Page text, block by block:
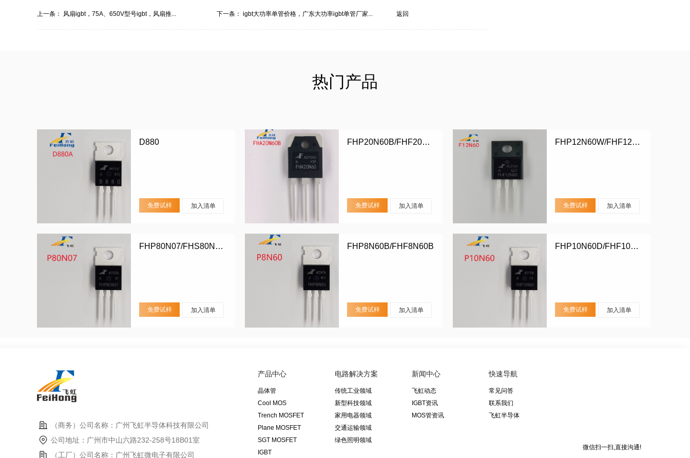
上一条： 风扇igbt，75A、650V型号igbt，风扇推... 下一条： igbt大功率单管价格，广东大功率igbt单管厂家... 返回
热门产品
D880
免费试样 加入清单
FHP20N60B/FHF20N60B/FHA20N60B
免费试样 加入清单
FHP12N60W/FHF12N60W
免费试样 加入清单
FHP80N07/FHS80N07/FHD80N07
免费试样 加入清单
FHP8N60B/FHF8N60B
免费试样 加入清单
FHP10N60D/FHF10N60D
免费试样 加入清单
（商务）公司名称：广州飞虹半导体科技有限公司
公司地址：广州市中山六路232-258号18B01室
（工厂）公司名称：广州飞虹微电子有限公司
产品中心
晶体管
Cool MOS
Trench MOSFET
Plane MOSFET
SGT MOSFET
IGBT
电路解决方案
传统工业领域
新型科技领域
家用电器领域
交通运输领域
绿色照明领域
新闻中心
飞虹动态
IGBT资讯
MOS管资讯
快速导航
常见问答
联系我们
飞虹半导体
微信扫一扫,直接沟通!